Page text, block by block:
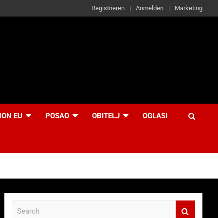
Registrieren Anmelden Marketing
EU POSAO OBITELJ OGLASI